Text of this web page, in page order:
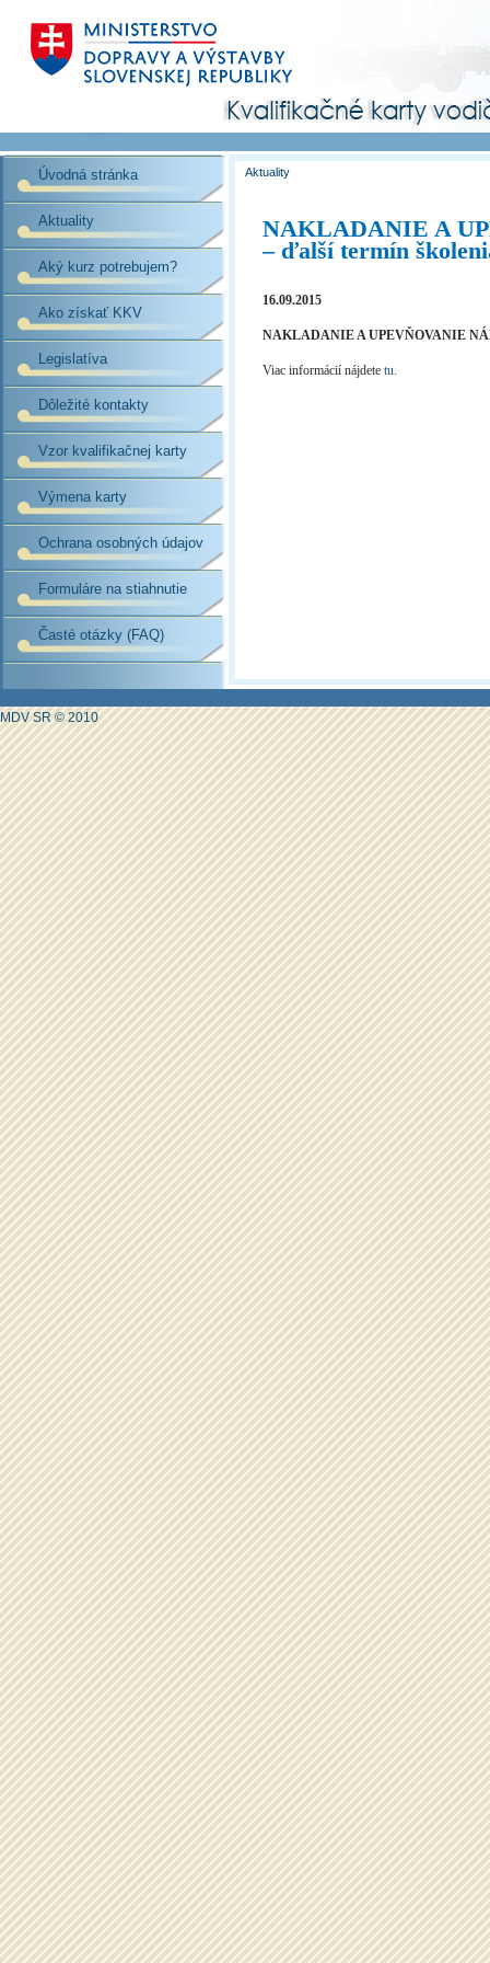
Úvodná stránka
Aktuality
Aký kurz potrebujem?
Ako získať KKV
Legislatíva
Dôležité kontakty
Vzor kvalifikačnej karty
Výmena karty
Ochrana osobných údajov
Formuláre na stiahnutie
Časté otázky (FAQ)
Aktuality
NAKLADANIE A
– ďalší termín
16.09.2015
NAKLADANIE A UPEVŇOVANIE
Viac informácií nájdete tu.
MDV SR © 2010